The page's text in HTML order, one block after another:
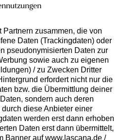
Partnern zusammen, die von
Daten (Trackingdaten) oder
pseudonymisierten Daten zur
sowie auch zu eigenen
/ zu Zwecken Dritter
erfordert nicht nur die
bzw. die Übermittlung deiner
sondern auch deren
diese Anbieter einer
werden erst dann erhoben
Daten erst dann übermittelt,
Banner auf www.lascana.de /